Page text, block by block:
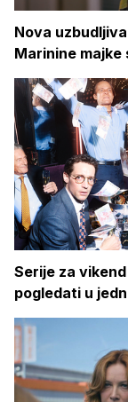
Nova
Marinine
Serije za
pogledati u